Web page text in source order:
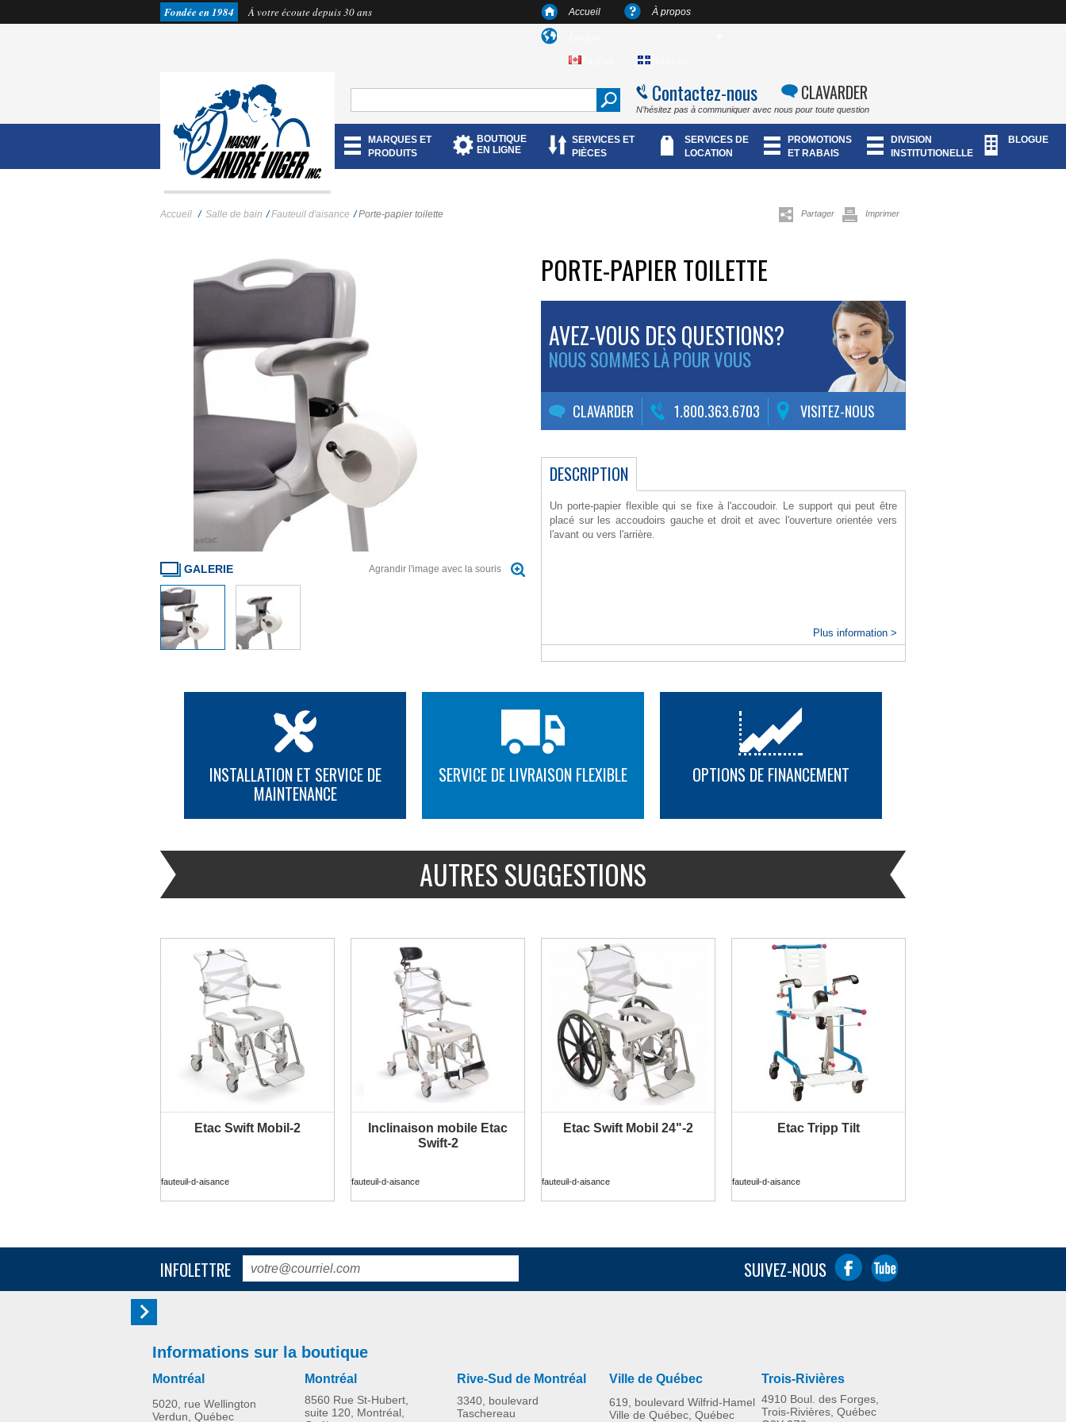
Fondée en 1984 À votre écoute depuis 30 ans Accueil À propos
Contactez-nous CLAVARDER
N’hésitez pas à communiquer avec nous pour toute question
MARQUES ET
PRODUITS
BOUTIQUE
EN LIGNE
SERVICES ET
PIÈCES
SERVICES DE
LOCATION
PROMOTIONS
ET RABAIS
DIVISION
INSTITUTIONELLE
BLOGUE
Accueil / Salle de bain / Fauteuil d'aisance / Porte-papier toilette Partager Imprimer
GALERIE Agrandir l'image avec la souris
PORTE-PAPIER TOILETTE
AVEZ-VOUS DES QUESTIONS?
NOUS SOMMES LÀ POUR VOUS
CLAVARDER 1.800.363.6703 VISITEZ-NOUS
DESCRIPTION
Un porte-papier flexible qui se fixe à l'accoudoir. Le support qui peut être
placé sur les accoudoirs gauche et droit et avec l'ouverture orientée vers
l'avant ou vers l'arrière.
Plus information >
INSTALLATION ET SERVICE DE
MAINTENANCE
SERVICE DE LIVRAISON FLEXIBLE OPTIONS DE FINANCEMENT
AUTRES SUGGESTIONS
Etac Swift Mobil-2
PLUS D'INFORMATION
fauteuil-d-aisance
Inclinaison mobile Etac
Swift-2
PLUS D'INFORMATION
fauteuil-d-aisance
Etac Swift Mobil 24"-2
PLUS D'INFORMATION
fauteuil-d-aisance
Etac Tripp Tilt
PLUS D'INFORMATION
fauteuil-d-aisance
PLUS D'INFORMATION PLUS D'INFORMATION PLUS D'INFORMATION PLUS D'INFORMATION
INFOLETTRE SUIVEZ-NOUS
Informations sur la boutique
Montréal
5020, rue Wellington
Verdun, Québec
Montréal
8560 Rue St-Hubert,
suite 120, Montréal,
Rive-Sud de Montréal
3340, boulevard
Taschereau
Ville de Québec
619, boulevard Wilfrid-Hamel
Ville de Québec, Québec
Trois-Rivières
4910 Boul. des Forges,
Trois-Rivières, Québec